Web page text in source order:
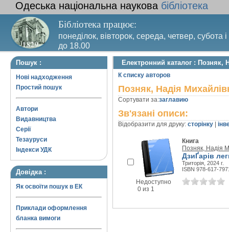
Одеська національна наукова бібліотека
Бібліотека працює:
понеділок, вівторок, середа, четвер, субота
до 18.00
Вихідний день – п’ятниця. Останній четвер
Пошук :
Нові надходження
Простий пошук
Автори
Видавництва
Серії
Тезауруси
Індекси УДК
Довідка :
Як освоїти пошук в ЕК
Приклади оформлення
бланка вимоги
Електронний каталог : Позняк,
К списку авторов
Позняк, Надія
Сортувати за:заглавию
Зв'язані описи:
Відобразити для друку: сторінку
Недоступно
0 из 1
Книга
Позняк, Надія
ДзиҐарів
Триторія, 2024 г.
ISBN 978-617-